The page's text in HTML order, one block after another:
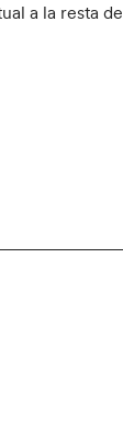
a la resta de